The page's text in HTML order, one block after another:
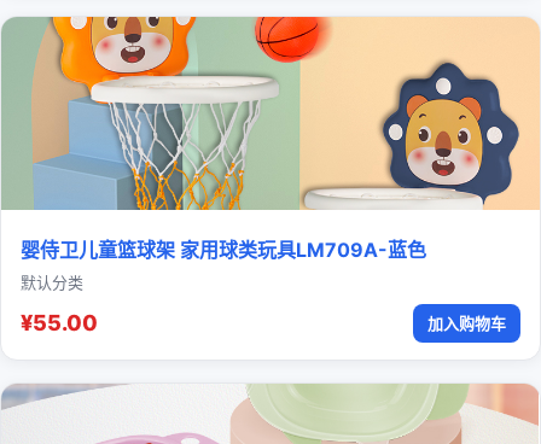
婴侍卫儿童篮球架 家用球类玩具LM709A-蓝色
默认分类
¥55.00 加入购物车